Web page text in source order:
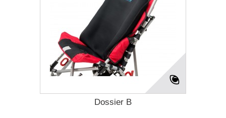
Dossier B